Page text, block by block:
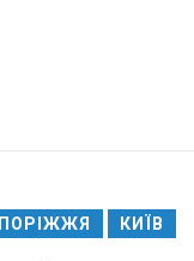
КИЇВ